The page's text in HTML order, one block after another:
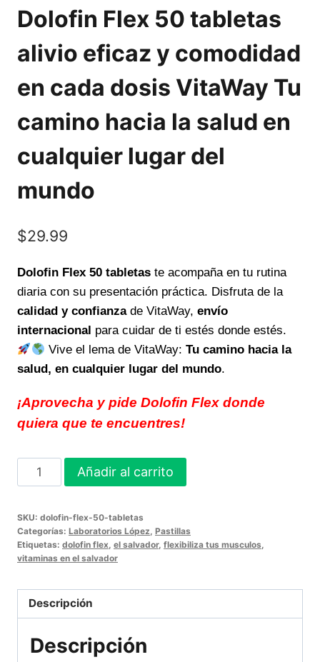
Dolofin Flex 50 tabletas
alivio eficaz y comodidad
en cada dosis VitaWay Tu
camino hacia la salud en
cualquier lugar del
mundo
$29.99
Dolofin Flex 50 tabletas te acompaña en tu rutina
diaria con su presentación práctica. Disfruta de la
calidad y confianzade VitaWay, envío
internacional para cuidar de ti estés donde estés.
Vive el lema de VitaWay: Tu camino hacia la
salud, en cualquier lugar del mundo.
¡Aprovecha y pide Dolofin Flex donde
quiera que te encuentres!
Dolofin
Flex
tabletas
alivio
eficaz
comodidad
en
cada
Añadir al carrito
SKU: dolofin-flex-50-tabletas
Categorías: Laboratorios López Pastillas
Etiquetas: dolofin flex el salvador, flexibiliza tus musculos
vitaminas en el salvador
Descripción
Descripción